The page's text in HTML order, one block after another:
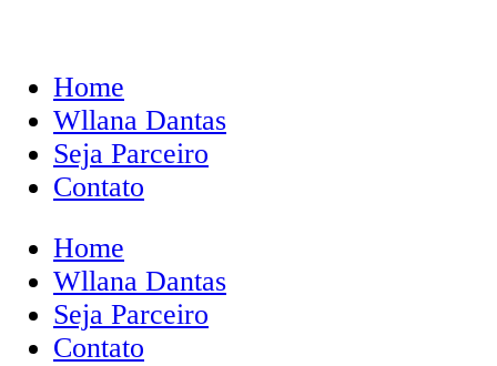
Home
Wllana Dantas
Seja Parceiro
Contato
Home
Wllana Dantas
Seja Parceiro
Contato